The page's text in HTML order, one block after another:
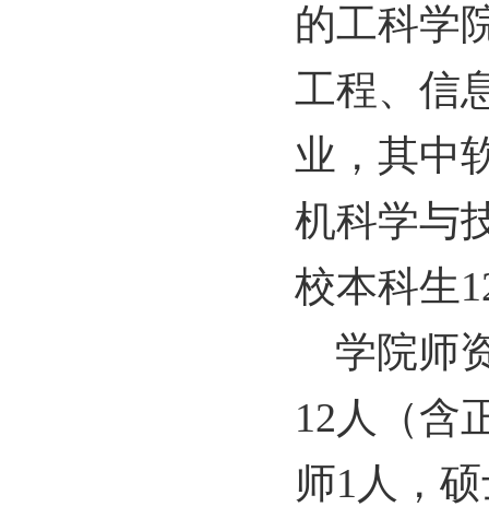
的工科学
工程、信
业，其中
机科学与
校本科生
学院师
12 人（含
师1 人，